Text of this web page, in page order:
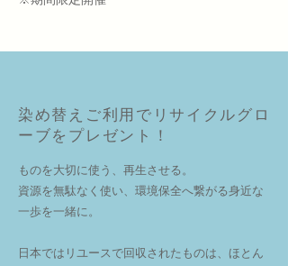
染め替えご利用でリサイクルグロ
ーブをプレゼント！
ものを大切に使う、再生させる。
資源を無駄なく使い、環境保全へ繋がる身近な
一歩を一緒に。
日本ではリユースで回収されたものは、ほとん